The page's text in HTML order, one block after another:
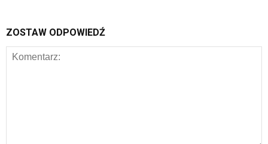
ZOSTAW ODPOWIEDŹ